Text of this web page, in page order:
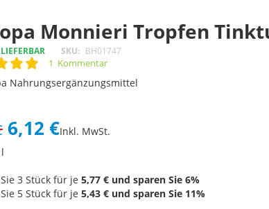
Monnieri Tropfen
SKU BH01747
1 Kommentar
Nahrungsergänzungsmittel
6,12 €Inkl. MwSt.
3 Stück für je 5,77 € und sparen Sie6%
5 Stück für je 5,43 € und sparen Sie11%